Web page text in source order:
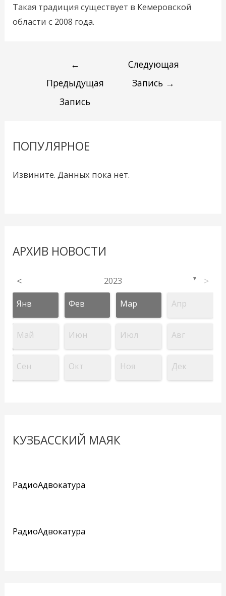
Такая традиция существует в Кемеровской
области с 2008 года.
←
Предыдущая
Запись
Следующая
Запись →
ПОПУЛЯРНОЕ
Извините. Данных пока нет.
АРХИВ НОВОСТИ
< 2023 ▼ >
Янв Фев Мар Апр
Май Июн Июл Авг
Сен Окт Ноя Дек
КУЗБАССКИЙ МАЯК
РадиоАдвокатура
РадиоАдвокатура